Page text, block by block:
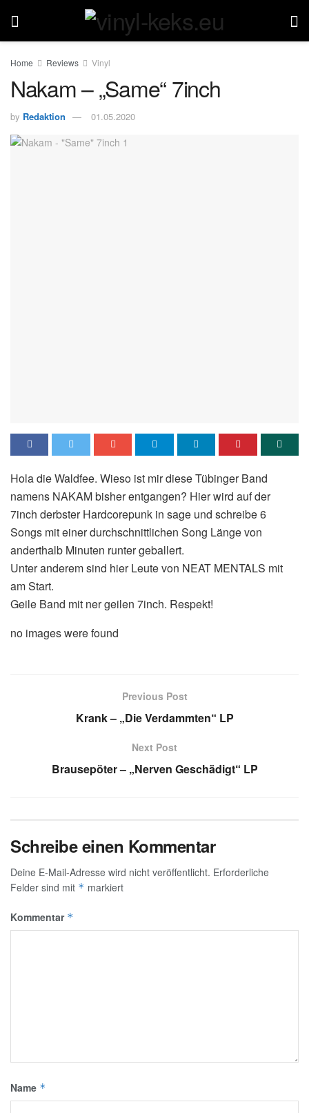
Home Reviews Vinyl
Nakam – „Same“ 7inch
by Redaktion 01.05.2020
Hola die Waldfee. Wieso ist mir diese Tübinger Band
namens NAKAM bisher entgangen? Hier wird auf der
7inch derbster Hardcorepunk in sage und schreibe 6
Songs mit einer durchschnittlichen Song Länge von
anderthalb Minuten runter geballert.
Unter anderem sind hier Leute von NEAT MENTALS mit
am Start.
Geile Band mit ner geilen 7inch. Respekt!
no images were found
Previous Post
Krank – „Die Verdammten“ LP
Next Post
Brausepöter – „Nerven Geschädigt“ LP
Schreibe einen Kommentar
Deine E-Mail-Adresse wird nicht veröffentlicht. Erforderliche
Felder sind mit * markiert
Kommentar *
Name *